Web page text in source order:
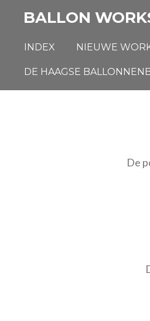
hoofdinhoud
BALLON
INDEX NIEUWE
DE HAAGSE
De